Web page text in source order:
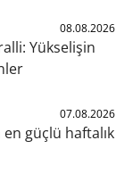
08.08.2026
Yükselişin
07.08.2026
güçlü haftalık